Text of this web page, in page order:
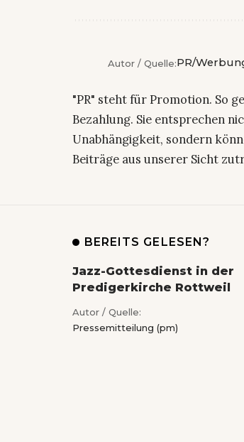
Autor / Quelle:PR/
"PR" steht für Promotion. So
Bezahlung. Sie entsprechen
Unabhängigkeit, sondern
Beiträge aus unserer Sicht
BEREITS GELESEN?
Jazz-Gottesdienst in der
Predigerkirche Rottweil
Autor / Quelle:
Pressemitteilung (pm)